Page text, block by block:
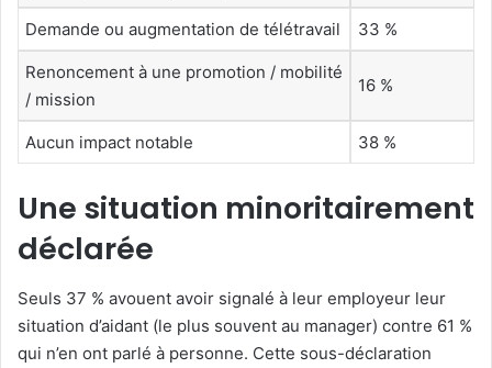
Demande ou augmentation de télétravail 33 %
Renoncement à une promotion / mobilité
/ mission
16 %
Aucun impact notable 38 %
Une situation minoritairement
déclarée
Seuls 37 % avouent avoir signalé à leur employeur leur
situation d’aidant (le plus souvent au manager) contre 61 %
qui n’en ont parlé à personne. Cette sous-déclaration